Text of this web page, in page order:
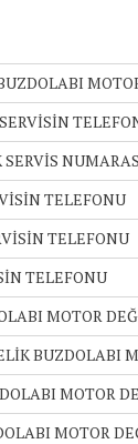
TELEFONU
TELEFONU
TELEFONU
MOTOR
BUZDOLABI
MOTOR
MOTOR